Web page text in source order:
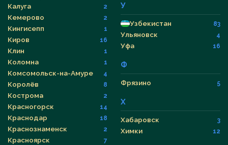
Калуга 2
Кемерово 2
Кингисепп 1
Киров 16
Клин 1
Коломна 1
Комсомольск-на-Амуре 4
Королёв 8
Кострома 2
Красногорск 14
Краснодар 18
Краснознаменск 2
Красноярск 7
У
Узбекистан 83
Ульяновск 4
Уфа 16
Ф
Фрязино 5
Х
Хабаровск 3
Химки 12